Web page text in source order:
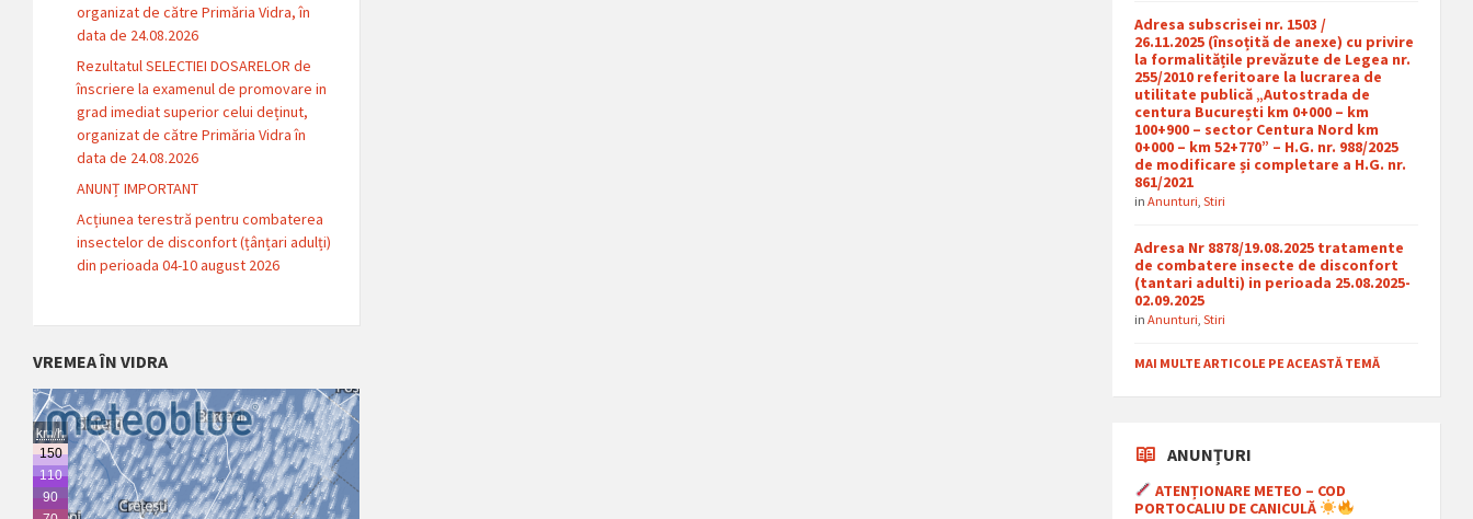
organizat de către Primăria Vidra, în
data de 24.08.2026
Rezultatul SELECTIEI DOSARELOR de
înscriere la examenul de promovare in
grad imediat superior celui deținut,
organizat de către Primăria Vidra în
data de 24.08.2026
ANUNȚ IMPORTANT
Acțiunea terestră pentru combaterea
insectelor de disconfort (țânțari adulți)
din perioada 04-10 august 2026
VREMEA ÎN VIDRA
Adresa subscrisei nr. 1503 /
26.11.2025 (însoțită de anexe) cu privire
la formalitățile prevăzute de Legea nr.
255/2010 referitoare la lucrarea de
utilitate publică „Autostrada de
centura București km 0+000 – km
100+900 – sector Centura Nord km
0+000 – km 52+770” – H.G. nr. 988/2025
de modificare și completare a H.G. nr.
861/2021
inAnunturi ,Stiri
Adresa Nr 8878/19.08.2025 tratamente
de combatere insecte de disconfort
(tantari adulti) in perioada 25.08.2025-
02.09.2025
inAnunturi ,Stiri
MAI MULTE ARTICOLE PE ACEASTĂ TEMĂ
ANUNȚURI
ATENȚIONARE METEO – COD
PORTOCALIU DE CANICULĂ